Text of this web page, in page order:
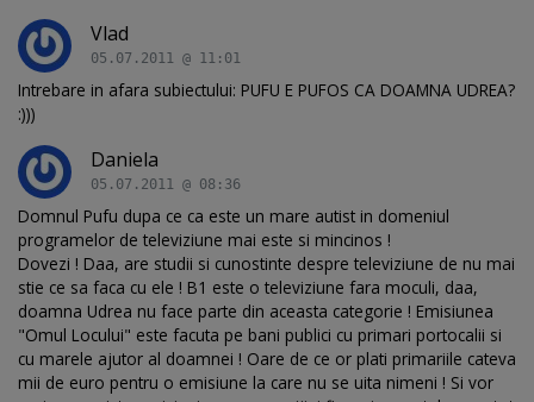
Vlad
05.07.2011 @ 11:01
Intrebare in afara subiectului: PUFU E PUFOS CA DOAMNA UDREA?
:)))
Daniela
05.07.2011 @ 08:36
Domnul Pufu dupa ce ca este un mare autist in domeniul
programelor de televiziune mai este si mincinos !
Dovezi ! Daa, are studii si cunostinte despre televiziune de nu mai
stie ce sa faca cu ele ! B1 este o televiziune fara moculi, daa,
doamna Udrea nu face parte din aceasta categorie ! Emisiunea
"Omul Locului" este facuta pe bani publici cu primari portocalii si
cu marele ajutor al doamnei ! Oare de ce or plati primariile cateva
mii de euro pentru o emisiune la care nu se uita nimeni ! Si vor